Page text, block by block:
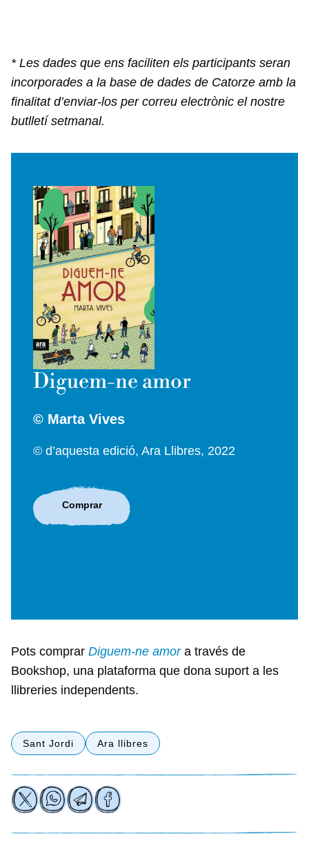
* Les dades que ens faciliten els participants seran
incorporades a la base de dades de Catorze amb la
finalitat d’enviar-los per correu electrònic el nostre
butlletí setmanal.
Diguem-ne amor
© Marta Vives
© d’aquesta edició, Ara Llibres, 2022
Comprar
Pots comprar Diguem-ne amora través de
Bookshop, una plataforma que dona suport a les
llibreries independents.
Sant Jordi Ara llibres